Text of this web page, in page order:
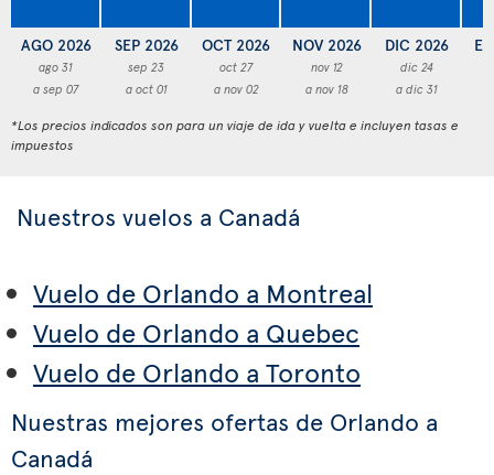
AGO 2026
ago 31
a sep 07
SEP 2026
sep 23
a oct 01
OCT 2026
oct 27
a nov 02
NOV 2026
nov 12
a nov 18
DIC 2026
dic 24
a dic 31
*Los precios indicados son para un viaje de ida y vuelta e incluyen tasas e
impuestos
Nuestros vuelos a Canadá
Vuelo de Orlando a Montreal
Vuelo de Orlando a Quebec
Vuelo de Orlando a Toronto
Nuestras mejores ofertas de Orlando a
Canadá